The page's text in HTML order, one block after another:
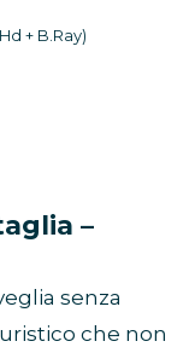
+ B.Ray)
–
senza
che non